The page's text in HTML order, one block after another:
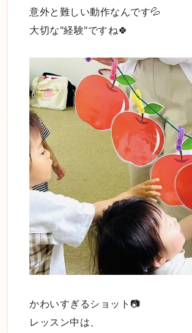
意外と難しい動作なんです💦
大切な"経験"ですね🍀
かわいすぎるショット📷
レッスン中は、